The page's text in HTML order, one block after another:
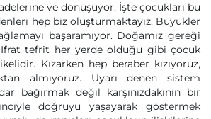
ve dönüşüyor. İşte çocukları bu
hep biz oluşturmaktayız. Büyükler
başaramıyor. Doğamız gereği
İfrat tefrit her yerde olduğu gibi çocuk
Kızarken hep beraber kızıyoruz,
almıyoruz. Uyarı denen sistem
bağırmak değil karşınızdakinin bir
doğruyu yaşayarak göstermek